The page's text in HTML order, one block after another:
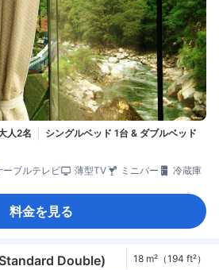
人2名
シングルベッド 1台 & ダブルベッド
ブルテレビ 薄型TV ミニバー
冷蔵庫
料金を見る
Double) 18 m²（194 ft²）